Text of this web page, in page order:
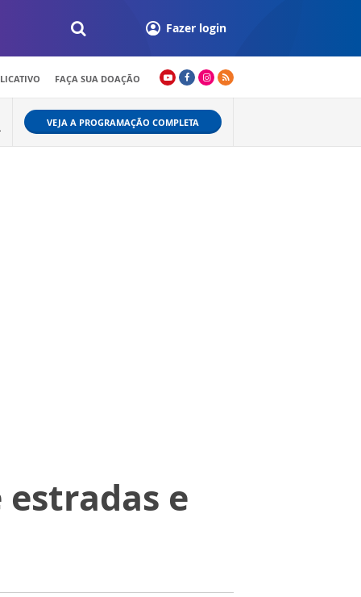
Fazer login
FAÇA SUA DOAÇÃO
VEJA A PROGRAMAÇÃO COMPLETA
e